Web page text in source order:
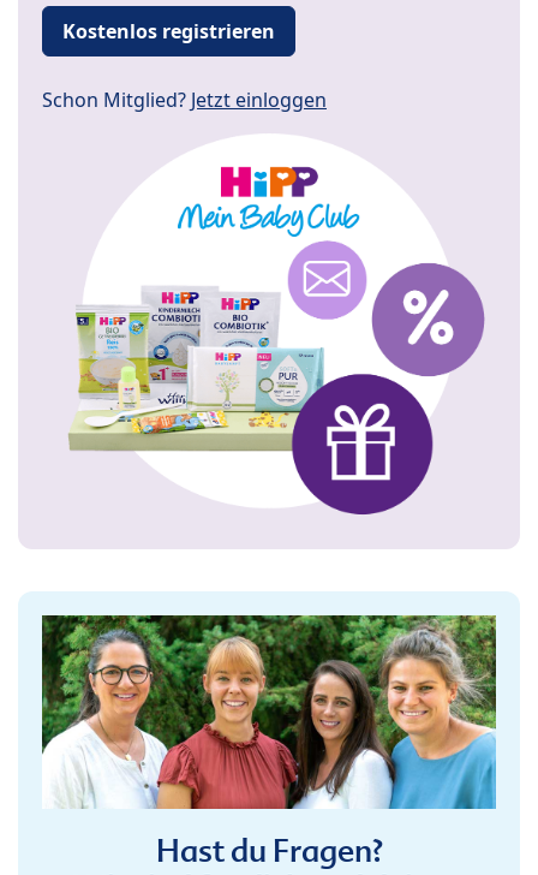
Kostenlos registrieren
Schon Mitglied? Jetzt einloggen
Hast du Fragen?